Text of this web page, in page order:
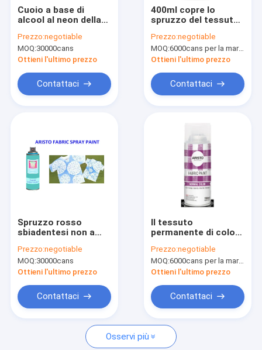
Su di noi
Visita alla fabbrica
pittura di spruzzo del tessuto
Pittura di spruzzo dei graffiti
vernice acrilica spray
Cuoio a base di
alcool al neon della
tessuto da
arredamento con
copertura eccellente
Prezzo:negotiable
MOQ:30000cans
Ottieni l'ultimo prezzo
Contattaci
400ml copre lo
spruzzo del tessuto
asciutto rapido non
tossico
Prezzo:negotiable
MOQ:6000cans per la marca di Aristo, 15000cans per la marca su ordinazione
Ottieni l'ultimo prezzo
Contattaci
Spruzzo rosso
sbiadentesi non a
pittura del tessuto di
verde blu di rosa
della pittura di
maglietta
Prezzo:negotiable
MOQ:30000cans
Ottieni l'ultimo prezzo
Contattaci
Il tessuto
permanente di colori
Aristo 150ml 400ml
per vari sofà/vestiti
Prezzo:negotiable
MOQ:6000cans per la marca di Aristo, 15000cans per la marca su ordinazione
Ottieni l'ultimo prezzo
Contattaci
Osservi più